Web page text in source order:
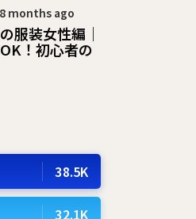
8 months ago
服装女性編｜
！初心者の
38.5K
32.1K